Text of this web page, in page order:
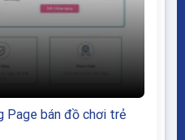
Page bán đồ chơi trẻ